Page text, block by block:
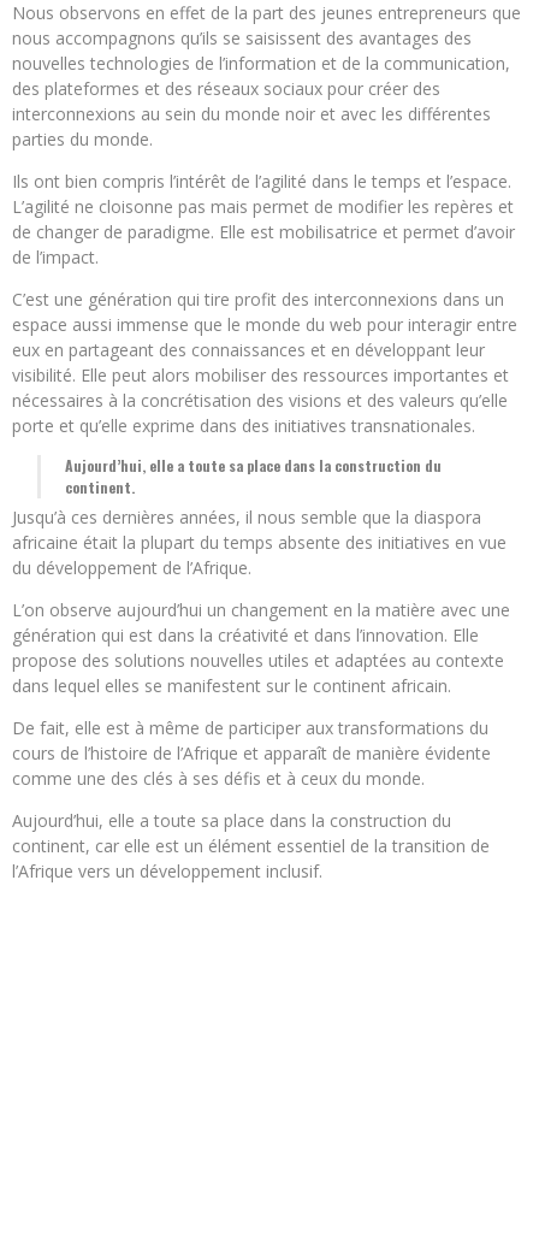
Nous observons en effet de la part des jeunes entrepreneurs que
nous accompagnons qu’ils se saisissent des avantages des
nouvelles technologies de l’information et de la communication,
des plateformes et des réseaux sociaux pour créer des
interconnexions au sein du monde noir et avec les différentes
parties du monde.
Ils ont bien compris l’intérêt de l’agilité dans le temps et l’espace.
L’agilité ne cloisonne pas mais permet de modifier les repères et
de changer de paradigme. Elle est mobilisatrice et permet d’avoir
de l’impact.
C’est une génération qui tire profit des interconnexions dans un
espace aussi immense que le monde du web pour interagir entre
eux en partageant des connaissances et en développant leur
visibilité. Elle peut alors mobiliser des ressources importantes et
nécessaires à la concrétisation des visions et des valeurs qu’elle
porte et qu’elle exprime dans des initiatives transnationales.
Aujourd’hui, elle a toute sa place dans la construction du
continent.
Jusqu’à ces dernières années, il nous semble que la diaspora
africaine était la plupart du temps absente des initiatives en vue
du développement de l’Afrique.
L’on observe aujourd’hui un changement en la matière avec une
génération qui est dans la créativité et dans l’innovation. Elle
propose des solutions nouvelles utiles et adaptées au contexte
dans lequel elles se manifestent sur le continent africain.
De fait, elle est à même de participer aux transformations du
cours de l’histoire de l’Afrique et apparaît de manière évidente
comme une des clés à ses défis et à ceux du monde.
Aujourd’hui, elle a toute sa place dans la construction du
continent, car elle est un élément essentiel de la transition de
l’Afrique vers un développement inclusif.